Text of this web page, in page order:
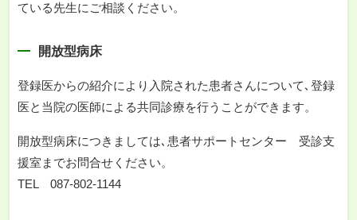
ている先生にご相談ください。
開放型病床
登録医からの紹介により入院された患者さんについて､登録
医と当院の医師による共同診療を行うことができます。
開放型病床につきましては､患者サポートセンター 受診支
援室までお問合せください。
TEL 087-802-1144